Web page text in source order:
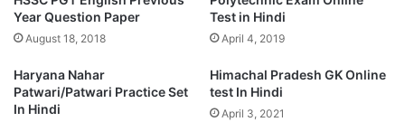
Year Question Paper
August 18, 2018
Test in Hindi
April 4, 2019
Haryana Nahar
Patwari/Patwari Practice Set
In Hindi
Himachal Pradesh GK Online
test In Hindi
April 3, 2021